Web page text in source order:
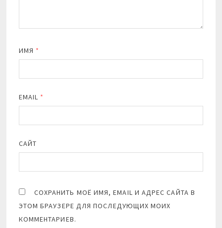
ИМЯ *
EMAIL *
САЙТ
СОХРАНИТЬ МОЁ ИМЯ, EMAIL И АДРЕС САЙТА В
ЭТОМ БРАУЗЕРЕ ДЛЯ ПОСЛЕДУЮЩИХ МОИХ
КОММЕНТАРИЕВ.